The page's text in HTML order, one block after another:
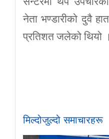
नेता भण्डारीको दुवै
प्रतिशत जलेको थियो ।
मिल्दोजुल्दो समाचारहरू